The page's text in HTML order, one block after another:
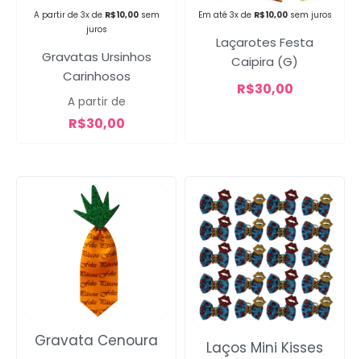
A partir de 3x de R$10,00 sem
juros
Gravatas Ursinhos
Carinhosos
A partir de
R$30,00
Em até 3x de R$10,00 sem juros
Laçarotes Festa
Caipira (G)
R$30,00
Gravata Cenoura Laços Mini Kisses